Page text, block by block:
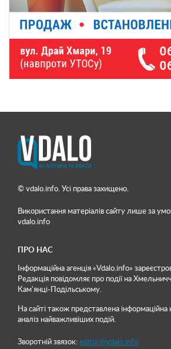
© vdalo.info. Усі права захищено.
Використання матеріалів сайту лише за
vdalo.info
ПРО НАС
Інформаційна агенція «Vdalo.info»
Редакція повідомляє про події на
Кам'янці-Подільському.
На сайті також представлена інформаційна
аналіз найважливіших подій.
Зворотній звязок: editor@vdalo.info